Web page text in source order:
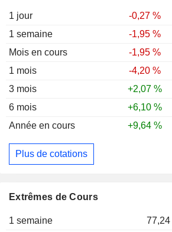
1 jour
-0,27 %
1 semaine
-1,95 %
Mois en cours
-1,95 %
1 mois
-4,20 %
3 mois
+2,07 %
6 mois
+6,10 %
Année en cours
+9,64 %
Plus de cotations
Extrêmes de Cours
1 semaine 77,24